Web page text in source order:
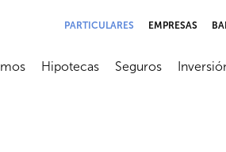
PARTICULARES EMPRESAS
Abrir submenú
Hipotecas
Abrir submenú
Seguros
Abrir